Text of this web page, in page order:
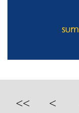
<< <